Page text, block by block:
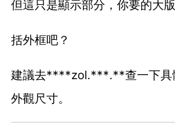
但這只是顯示部分，你要的大
括外框吧？
建議去****zol.***.**查一下具
外觀尺寸。